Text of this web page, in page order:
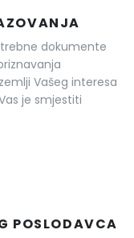
dokumente
Vašeg interesa
je smjestiti
POSLODAVCA